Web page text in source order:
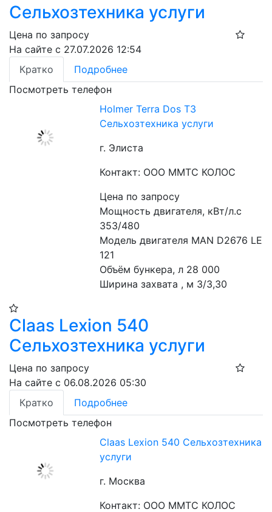
Сельхозтехника услуги
Цена по запросу
На сайте с 27.07.2026 12:54
Кратко
Подробнее
Посмотреть телефон
Holmer Terra Dos T3
Сельхозтехника услуги
г. Элиста
Контакт: ООО ММТС КОЛОС
Цена по запросу
Мощность двигателя, кВт/л.с
353/480
Модель двигателя MAN D2676 LE
121
Объём бункера, л 28 000
Ширина захвата , м 3/3,30
Claas Lexion 540
Сельхозтехника услуги
Цена по запросу
На сайте с 06.08.2026 05:30
Кратко
Подробнее
Посмотреть телефон
Claas Lexion 540 Сельхозтехника
услуги
г. Москва
Контакт: ООО ММТС КОЛОС